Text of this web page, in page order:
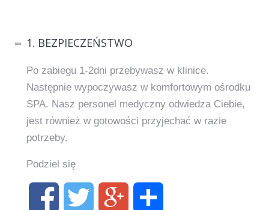
1. BEZPIECZEŃSTWO
Po zabiegu 1-2dni przebywasz w klinice.
Następnie wypoczywasz w komfortowym ośrodku
SPA. Nasz personel medyczny odwiedza Ciebie,
jest również w gotowości przyjechać w razie
potrzeby.
Podziel się